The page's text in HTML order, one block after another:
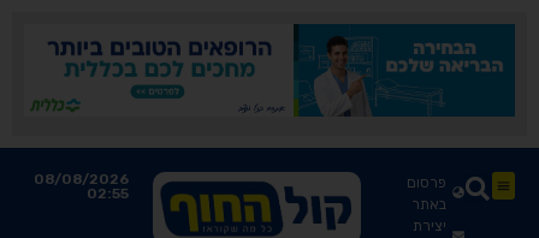
פרסום
באתר
יצירת
08/08/2026
02:55